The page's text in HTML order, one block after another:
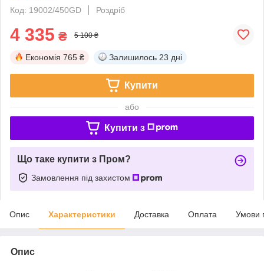
Код: 19002/450GD
Роздріб
4 335 ₴ 5 100 ₴
Економія 765 ₴ Залишилось 23 дні
Купити
або
Купити з
Що таке купити з Пром?
Замовлення під захистом
Опис Характеристики Доставка Оплата Умови
Опис